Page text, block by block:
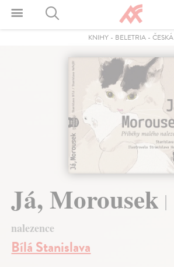
KNIHY - BELETRIA - ČESKÁ
Já, Morousek
nalezence
Bílá Stanislava